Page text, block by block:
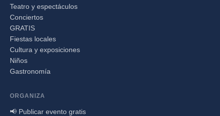
Teatro y espectáculos
Conciertos
GRATIS
Fiestas locales
Cultura y exposiciones
Niños
Gastronomía
ORGANIZA
📢 Publicar evento gratis